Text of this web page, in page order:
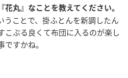
丸』なことを教えてください。
うことで、掛ふとんを新調したん
こぶる良くて布団に入るのが楽し
すかね。